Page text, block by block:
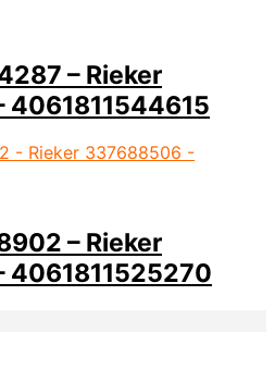
– Rieker
4061811544615
– Rieker
4061811525270